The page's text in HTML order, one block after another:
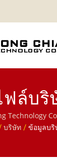
ฟล์บ
Technology
ล็ต ระบบสั่งอาห
บริษัท / ข้อมูลบริ